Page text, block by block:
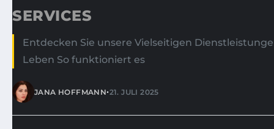
SERVICES
Entdecken Sie unsere Vielseitigen
Leben So funktioniert es
JANA HOFFMANN•21. JULI 2025